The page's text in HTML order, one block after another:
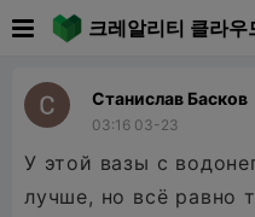
크레알리티 클라우
Станислав Басков
03:16 03-23
У этой вазы с
лучше, но всё равно